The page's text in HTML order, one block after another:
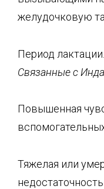
желудочковую
Период лактации.
Связанные с
Повышенная
Тяжелая или